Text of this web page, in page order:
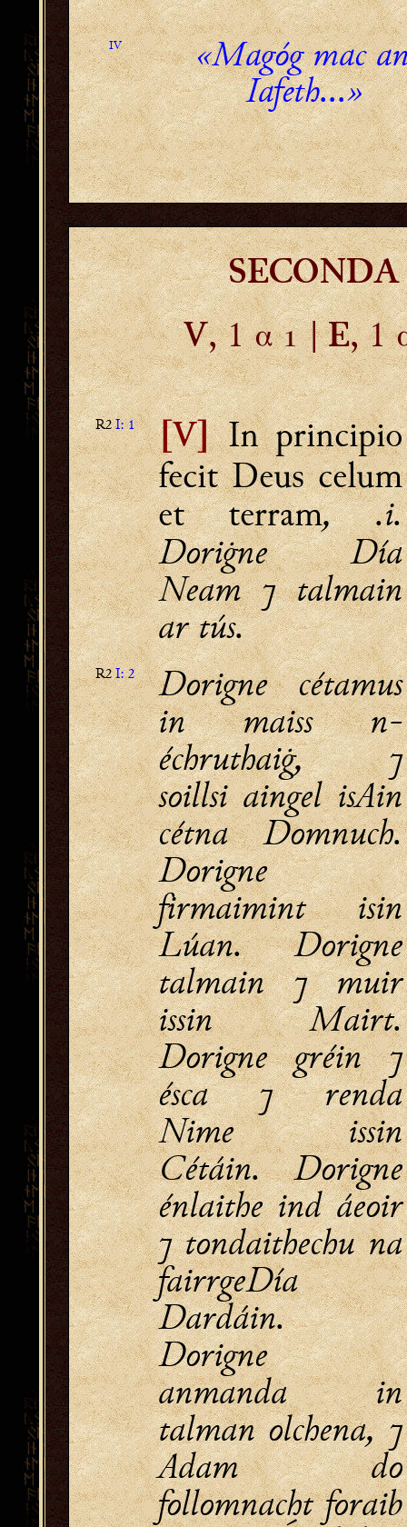
IV
«Magóg mac
Iafeth...»
V, 1 α  |E, 1
R2I: 1 [V] In principio
fecit Deus celum
et terram, .i.
Doriġne Día
Neam ⁊ talmain
ar tús.
R2I: 2
Dorigne cétamus
in maiss n-
échruthaiġ, ⁊
soillsi aingel isAin
cétna Domnuch.
Dorigne
firmaimint isin
Lúan. Dorigne
talmain ⁊ muir
issin Mairt.
Dorigne gréin ⁊
ésca ⁊ renda
Nime issin
Cétáin. Dorigne
énlaithe ind áeoir
⁊ tondaithechu na
fairrgeDía
Dardáin.
Dorigne
anmanda in
talman olchena, ⁊
Adam do
follomnacht foraib